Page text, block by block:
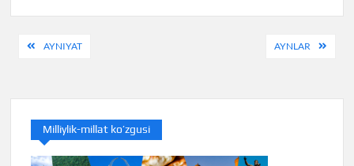
PostAYNIYAT AYNLAR
Milliylik-millat ko’zgusi